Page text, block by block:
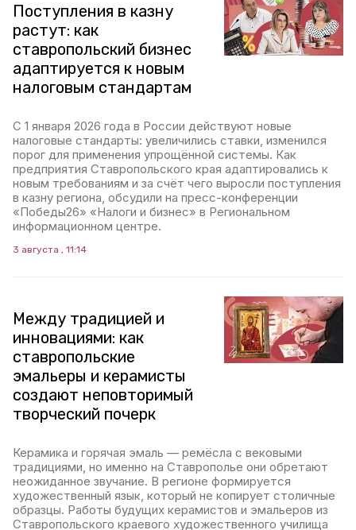
Поступления в казну
растут: как
ставропольский бизнес
адаптируется к новым
налоговым стандартам
С 1 января 2026 года в России действуют новые
налоговые стандарты: увеличились ставки, изменился
порог для применения упрощённой системы. Как
предприятия Ставропольского края адаптировались к
новым требованиям и за счёт чего выросли поступления
в казну региона, обсудили на пресс-конференции
«Победы26» «Налоги и бизнес» в Региональном
информационном центре.
3 августа , 11:14
Между традицией и
инновациями: как
ставропольские
эмальеры и керамисты
создают неповторимый
творческий почерк
Керамика и горячая эмаль — ремёсла с вековыми
традициями, но именно на Ставрополье они обретают
неожиданное звучание. В регионе формируется
художественный язык, который не копирует столичные
образцы. Работы будущих керамистов и эмальеров из
Ставропольского краевого художественного училища